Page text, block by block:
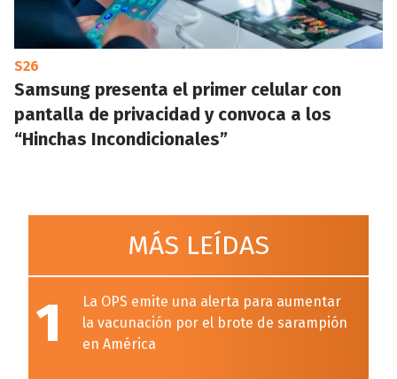
S26
Samsung presenta el primer celular con
pantalla de privacidad y convoca a los
“Hinchas Incondicionales”
MÁS LEÍDAS
1
La OPS emite una alerta para aumentar
la vacunación por el brote de sarampión
en América